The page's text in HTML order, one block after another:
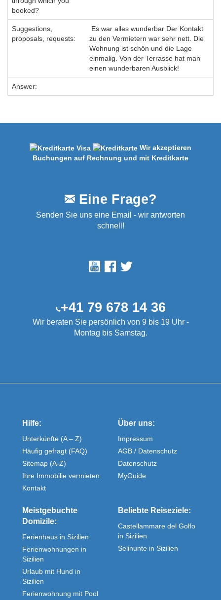
booked?
Suggestions,
proposals, requests:
Es war alles wunderbar Der Kontakt
zu den Vermietern war sehr nett. Die
Wohnung ist schön und die Lage
einmalig. Von der Terrasse hat man
einen wunderbaren Ausblick!
Answer:
Wir akzeptieren
Buchungen auf Rechnung und mit Kreditkarte
Eine Frage?
Senden Sie uns eine Email - wir antworten
schnell!
+41 79 678 14 36
Wir beraten Sie persönlich von 9 bis 19 Uhr -
Montag bis Samstag.
Hilfe:
Unterkünfte (A – Z)
Häufig gefragt (FAQ)
Sitemap (A-Z)
Ihre Immobilie vermieten
Kontakt
Über uns:
Impressum
AGB / Datenschutz
Datenschutz
MyGuide
Meistgebuchte
Domizile:
Ferienhaus in Sizilien
Ferienwohnungen in
Sizilien
Urlaub mit Hund in
Sizilien
Ferienwohnung mit Pool
Beliebte Reiseziele:
Castellammare del Golfo
in Sizilien
Selinunte in Sizilien